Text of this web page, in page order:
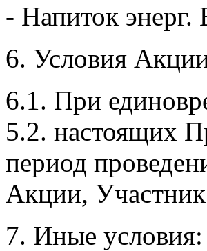
- Напиток
6. Условия
6.1. При
5.2. настоящих
период
Акции, Участник
7. Иные условия: